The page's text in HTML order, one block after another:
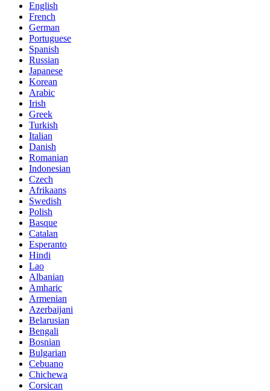
English
French
German
Portuguese
Spanish
Russian
Japanese
Korean
Arabic
Irish
Greek
Turkish
Italian
Danish
Romanian
Indonesian
Czech
Afrikaans
Swedish
Polish
Basque
Catalan
Esperanto
Hindi
Lao
Albanian
Amharic
Armenian
Azerbaijani
Belarusian
Bengali
Bosnian
Bulgarian
Cebuano
Chichewa
Corsican